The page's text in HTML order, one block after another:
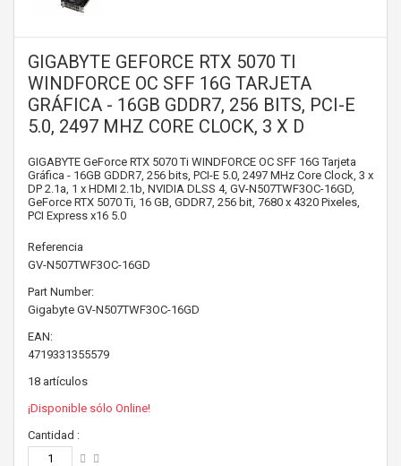
GIGABYTE GEFORCE RTX 5070 TI
WINDFORCE OC SFF 16G TARJETA
GRÁFICA - 16GB GDDR7, 256 BITS, PCI-E
5.0, 2497 MHZ CORE CLOCK, 3 X D
GIGABYTE GeForce RTX 5070 Ti WINDFORCE OC SFF 16G Tarjeta
Gráfica - 16GB GDDR7, 256 bits, PCI-E 5.0, 2497 MHz Core Clock, 3 x
DP 2.1a, 1 x HDMI 2.1b, NVIDIA DLSS 4, GV-N507TWF3OC-16GD,
GeForce RTX 5070 Ti, 16 GB, GDDR7, 256 bit, 7680 x 4320 Pixeles,
PCI Express x16 5.0
Referencia
GV-N507TWF3OC-16GD
Part Number:
Gigabyte GV-N507TWF3OC-16GD
EAN:
4719331355579
18 artículos
¡Disponible sólo Online!
Cantidad :